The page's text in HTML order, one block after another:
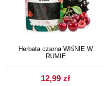
Herbata czarna WIŚNIE W
RUMIE
12,99 zł